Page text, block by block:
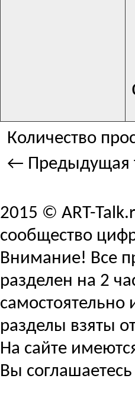
Количество
← Предыдущая
2015 © ART-
сообщество
Внимание! Все
разделен на 2
самостоятельно
разделы взяты
На сайте
Вы